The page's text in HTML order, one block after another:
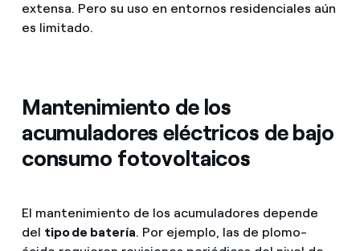
extensa. Pero su uso en entornos residenciales aún
es limitado.
Mantenimiento de los
acumuladores eléctricos de bajo
consumo fotovoltaicos
El mantenimiento de los acumuladores depende
del tipo de batería. Por ejemplo, las de plomo-